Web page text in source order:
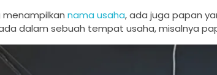
nama usaha, ada juga papan
dalam sebuah tempat usaha, misalnya